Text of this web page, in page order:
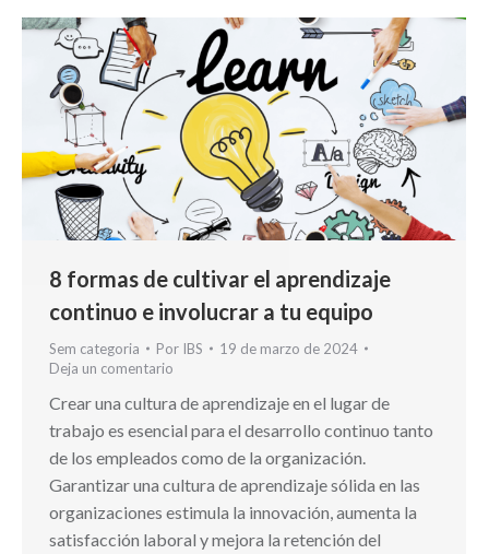
8 formas de cultivar el aprendizaje
continuo e involucrar a tu equipo
Sem categoria Por IBS
19 de marzo de 2024
Deja un comentario
Crear una cultura de aprendizaje en el lugar de
trabajo es esencial para el desarrollo continuo tanto
de los empleados como de la organización.
Garantizar una cultura de aprendizaje sólida en las
organizaciones estimula la innovación, aumenta la
satisfacción laboral y mejora la retención del